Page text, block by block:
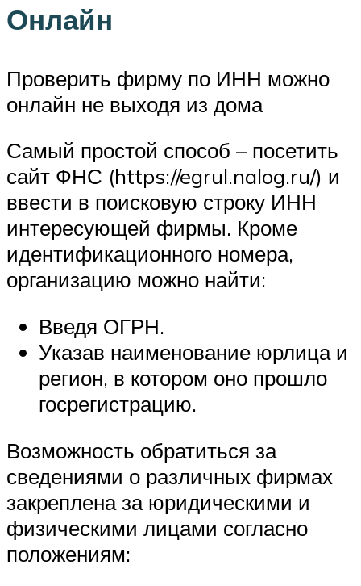
Онлайн
Проверить фирму по ИНН можно
онлайн не выходя из дома
Самый простой способ – посетить
сайт ФНС (https://egrul.nalog.ru/) и
ввести в поисковую строку ИНН
интересующей фирмы. Кроме
идентификационного номера,
организацию можно найти:
Введя ОГРН.
Указав наименование юрлица и
регион, в котором оно прошло
госрегистрацию.
Возможность обратиться за
сведениями о различных фирмах
закреплена за юридическими и
физическими лицами согласно
положениям: